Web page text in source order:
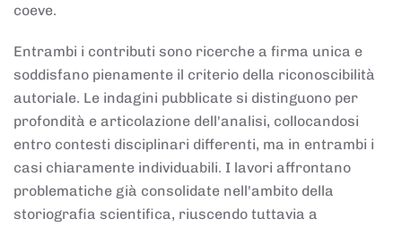
coeve.
Entrambi i contributi sono ricerche a firma unica e
soddisfano pienamente il criterio della riconoscibilità
autoriale. Le indagini pubblicate si distinguono per
profondità e articolazione dell'analisi, collocandosi
entro contesti disciplinari differenti, ma in entrambi i
casi chiaramente individuabili. I lavori affrontano
problematiche già consolidate nell'ambito della
storiografia scientifica, riuscendo tuttavia a